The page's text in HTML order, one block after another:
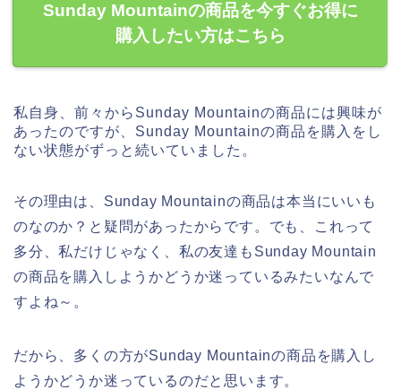
Sunday Mountainの商品を今すぐお得に
購入したい方はこちら
私自身、前々からSunday Mountainの商品には興味が
あったのですが、Sunday Mountainの商品を購入をし
ない状態がずっと続いていました。
その理由は、Sunday Mountainの商品は本当にいいも
のなのか？と疑問があったからです。でも、これって
多分、私だけじゃなく、私の友達もSunday Mountain
の商品を購入しようかどうか迷っているみたいなんで
すよね～。
だから、多くの方がSunday Mountainの商品を購入し
ようかどうか迷っているのだと思います。